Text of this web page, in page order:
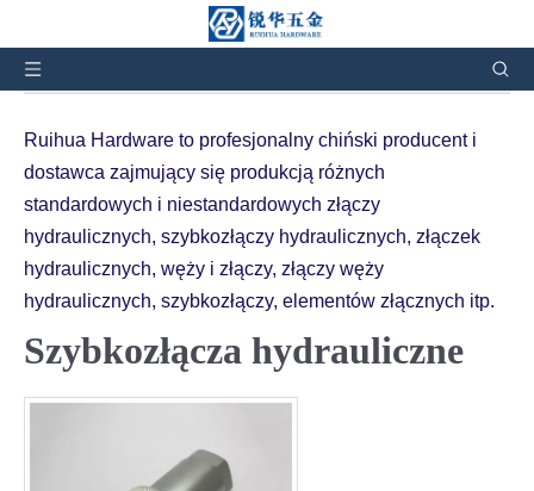
» Produkty » Szybkozłącza
hydrauliczne
Ruihua Hardware to profesjonalny chiński producent i
dostawca zajmujący się produkcją różnych
standardowych i niestandardowych złączy
hydraulicznych, szybkozłączy hydraulicznych, złączek
hydraulicznych, węży i ​​złączy, złączy węży
hydraulicznych, szybkozłączy, elementów złącznych itp.
Szybkozłącza hydrauliczne